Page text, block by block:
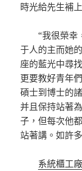
時光給先生補
“我很榮幸
于人的主而她
座的藍光中尋
更要教好青年
碩士到博士的
并且保持站著
子，但每次他
站著講。如許
系統櫃工